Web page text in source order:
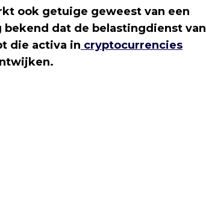
ook getuige geweest van een
dat de belastingdienst van
die activa in cryptocurrencies